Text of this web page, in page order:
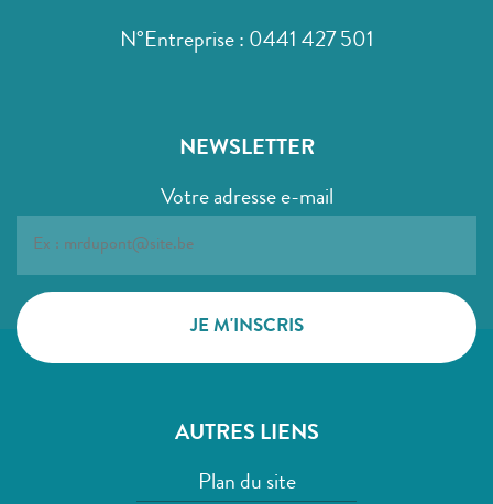
N°Entreprise : 0441 427 501
NEWSLETTER
Votre adresse e-mail
AUTRES LIENS
Plan du site